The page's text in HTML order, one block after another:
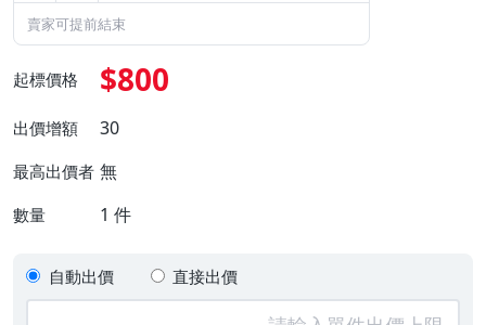
賣家可提前結束
起標價格 $800
出價增額 30
最高出價者 無
數量 1 件
自動出價 直接出價